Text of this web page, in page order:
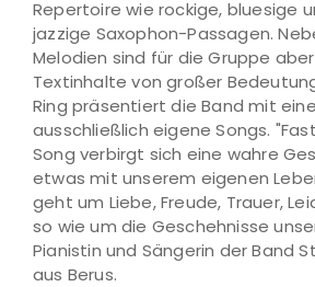
Repertoire wie rockige, bluesige
jazzige Saxophon-Passagen.
Melodien sind für die Gruppe
Textinhalte von großer
Ring präsentiert die Band mit
ausschließlich eigene Songs.
Song verbirgt sich eine wahre
etwas mit unserem eigenen
geht um Liebe, Freude, Trauer,
so wie um die Geschehnisse
Pianistin und Sängerin der Band
aus Berus.